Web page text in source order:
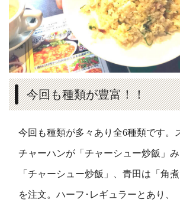
今回も種類が豊富！！
今回も種類が多々あり全6種類です。
チャーハンが「チャーシュー炒飯」
「チャーシュー炒飯」、青田は「角
を注文。ハーフ･レギュラーとあり、